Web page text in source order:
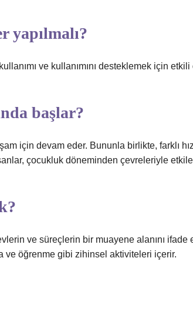
yapılmalı?
ve kullanımını desteklemek için
başlar?
için devam eder. Bununla birlikte, farklı
çocukluk döneminden çevreleriyle
ve süreçlerin bir muayene alanını ifade
ve öğrenme gibi zihinsel aktiviteleri içerir.